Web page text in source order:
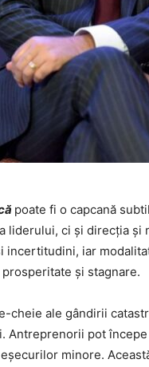
poate fi o capcană
liderului, ci și direcția
incertitudini, iar
și stagnare.
cheie ale gândirii
Antreprenorii pot
minore.